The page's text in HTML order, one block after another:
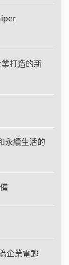
打造的新
永續生活的
企業電郵